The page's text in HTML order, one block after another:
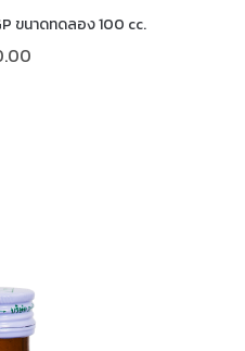
ขนาดทดลอง 100 cc.